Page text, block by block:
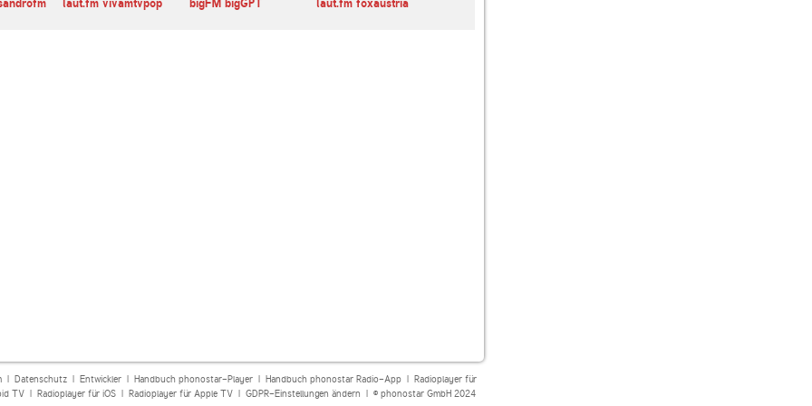
laut.fm vivamtvpop bigFM bigGPT laut.fm foxaustria
| Datenschutz| Entwickler| Handbuch phonostar-Player| Handbuch phonostar Radio-App| Radioplayer für
TV| Radioplayer für iOS| Radioplayer für Apple TV| GDPR-Einstellungen ändern | © phonostar GmbH 2024